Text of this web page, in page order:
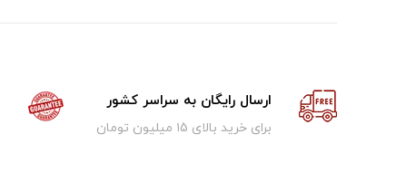
ارسال رایگان به سراسر کشور
برای خرید بالای ۱5 میلیون تومان